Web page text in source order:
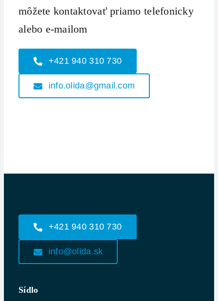
môžete kontaktovať priamo telefonicky
alebo e-mailom
+421 940 310 730
info.olida@gmail.com
+421 940 310 730
info@olida.sk
Sídlo